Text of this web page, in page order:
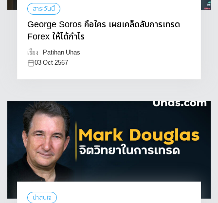
สาระวันนี้
George Soros คือใคร เผยเคล็ดลับการเทรด
Forex ให้ได้กำไร
เรื่อง
Patihan Uhas
03 Oct 2567
น่าสนใจ